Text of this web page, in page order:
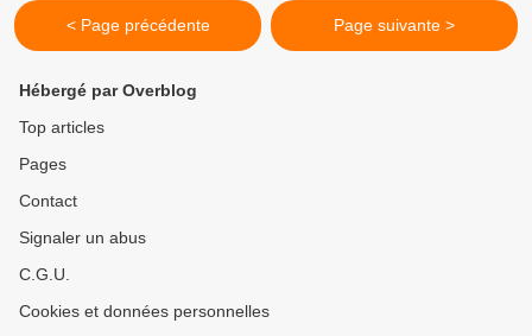
< Page précédente Page suivante >
Hébergé par Overblog
Top articles
Pages
Contact
Signaler un abus
C.G.U.
Cookies et données personnelles